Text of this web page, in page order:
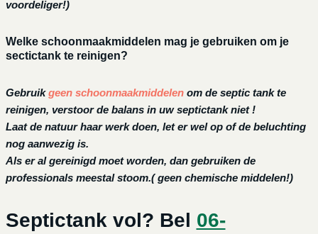
voordeliger!)
Welke schoonmaakmiddelen mag je gebruiken om je
sectictank te reinigen?
Gebruikgeen schoonmaakmiddelen om de septic tank te
reinigen, verstoor de balans in uw septictank niet !
Laat de natuur haar werk doen, let er wel op of de beluchting
nog aanwezig is.
Als er al gereinigd moet worden, dan gebruiken de
professionals meestal stoom.( geen chemische middelen!)
Septictank vol? Bel 06-